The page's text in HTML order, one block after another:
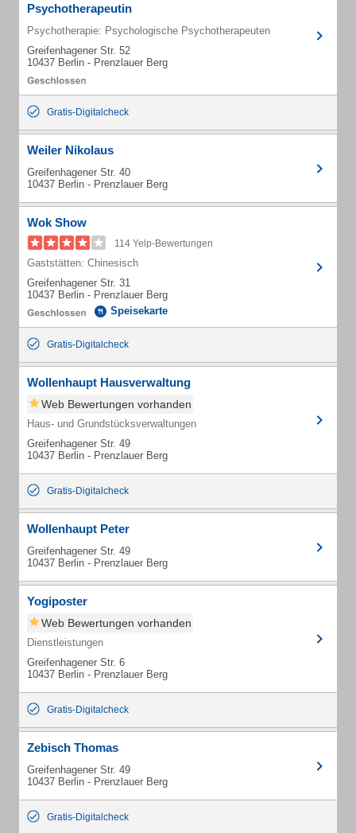
Psychotherapeutin
Psychotherapie: Psychologische Psychotherapeuten
Greifenhagener Str. 52
10437 Berlin - Prenzlauer Berg
Gratis-Digitalcheck
Weiler Nikolaus
Greifenhagener Str. 40
10437 Berlin - Prenzlauer Berg
Wok Show
114 Yelp-Bewertungen
Gaststätten: Chinesisch
Greifenhagener Str. 31
10437 Berlin - Prenzlauer Berg
Speisekarte
Gratis-Digitalcheck
Wollenhaupt Hausverwaltung
Web Bewertungen vorhanden
Haus- und Grundstücksverwaltungen
Greifenhagener Str. 49
10437 Berlin - Prenzlauer Berg
Gratis-Digitalcheck
Wollenhaupt Peter
Greifenhagener Str. 49
10437 Berlin - Prenzlauer Berg
Yogiposter
Web Bewertungen vorhanden
Dienstleistungen
Greifenhagener Str. 6
10437 Berlin - Prenzlauer Berg
Gratis-Digitalcheck
Zebisch Thomas
Greifenhagener Str. 49
10437 Berlin - Prenzlauer Berg
Gratis-Digitalcheck